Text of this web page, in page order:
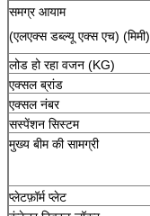
समग्र आयाम
(एलएक्स डब्ल्यू एक्स एच) (मिमी)
लोड हो रहा वजन (KG)
एक्सल ब्रांड
एक्सल नंबर
सस्पेंशन सिस्टम
मुख्य बीम की सामग्री
प्लेटफ़ॉर्म प्लेट